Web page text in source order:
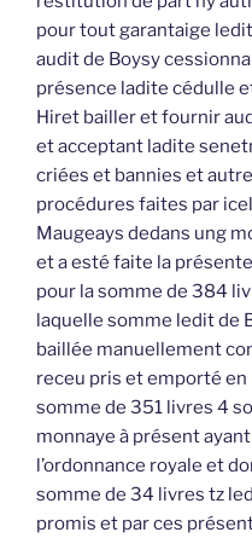
pour tout garantaige
audit de Boysy
présence ladite cédulle
Hiret bailler et fournir
et acceptant ladite
criées et bannies et
procédures faites par
Maugeays dedans ung
et a esté faite la
pour la somme de 384
laquelle somme ledit de
baillée manuellement
receu pris et emporté en
somme de 351 livres 4
monnaye à présent
l’ordonnance royale et
somme de 34 livres tz
promis et par ces